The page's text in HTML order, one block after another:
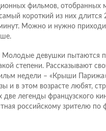
фильмов, отобранных
короткий из них длится
Можно и нужно
Молодые девушки пытаются
степени. Рассказывают
недели – «Крыши
и в этом возрасте любят,
легенды французского
российскому зрителю по